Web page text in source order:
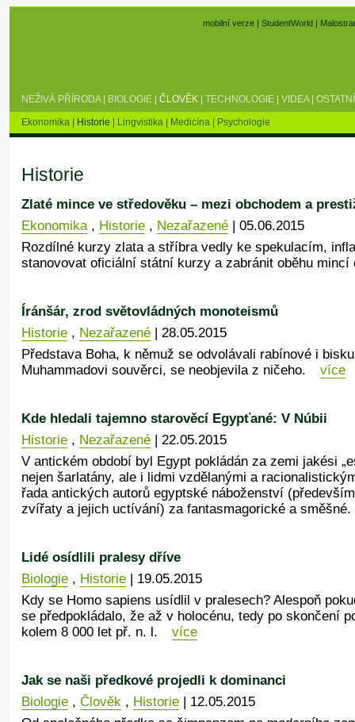
mobilní verze |StudentWorld |
NEŽIVÁ PŘÍRODA| BIOLOGIE | ČLOVĚK | TECHNOLOGIE | VIDEA| OSTATNÍ
Ekonomika | Historie | Lingvistika | Medicína | Psychologie
Historie
Zlaté mince ve středověku – mezi obchodem a
Ekonomika, Historie, Nezařazené| 05.06.2015
Rozdílné kurzy zlata a stříbra vedly ke spekulacím,
stanovovat oficiální státní kurzy a zabránit oběhu
Íránšár, zrod světovládných monoteismů
Historie, Nezařazené| 28.05.2015
Představa Boha, k němuž se odvolávali rabínové i
Muhammadovi souvěrci, se neobjevila z ničeho.
více
Kde hledali tajemno starověcí Egypťané: V Núbii
Historie, Nezařazené| 22.05.2015
V antickém období byl Egypt pokládán za zemi jakési
nejen šarlatány, ale i lidmi vzdělanými a
řada antických autorů egyptské náboženství
zvířaty a jejich uctívání) za fantasmagorické a směšné.
Lidé osídlili pralesy dříve
Biologie, Historie| 19.05.2015
Kdy se Homo sapiens usídlil v pralesech? Alespoň
se předpokládalo, že až v holocénu, tedy po skončení
kolem 8 000 let př. n. l.
více
Jak se naši předkové projedli k dominanci
Biologie, Člověk, Historie| 12.05.2015